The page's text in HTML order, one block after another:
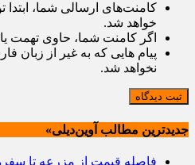
کامنت‌های ارسالی شما،
خواهد شد.
اگر کامنت شما، حاوی تهمت
پیام هایی که به غیر از زبان
نخواهد شد.
ثبت دیدگاه
جدیدترین مطالب آوین‌دیلی»
فاصله قیمت از مزرعه تا